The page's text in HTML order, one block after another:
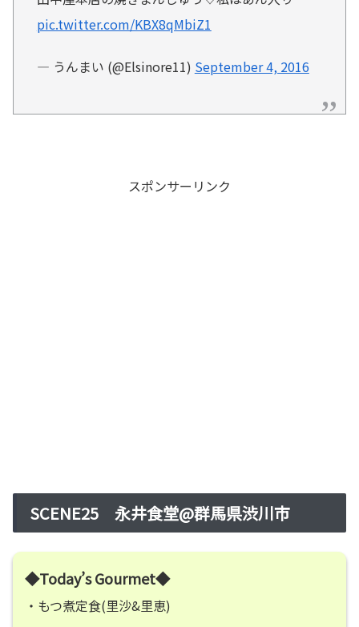
pic.twitter.com/KBX8qMbiZ1
— うんまい (@Elsinore11) September 4, 2016
スポンサーリンク
SCENE25 永井食堂@群馬県渋川市
◆Today’s Gourmet◆
・もつ煮定食(里沙&里恵)